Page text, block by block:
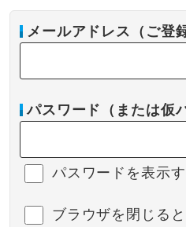
メールアドレス（ご登
パスワード（または仮
パスワードを表示
ブラウザを閉じる